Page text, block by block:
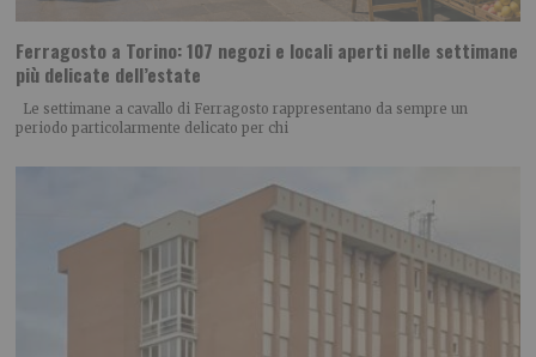
Ferragosto a Torino: 107 negozi e locali aperti nelle settimane
più delicate dell’estate
Le settimane a cavallo di Ferragosto rappresentano da sempre un
periodo particolarmente delicato per chi